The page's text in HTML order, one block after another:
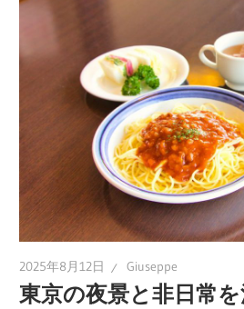
2025年8月12日 Giuseppe
東京の夜景と非日常